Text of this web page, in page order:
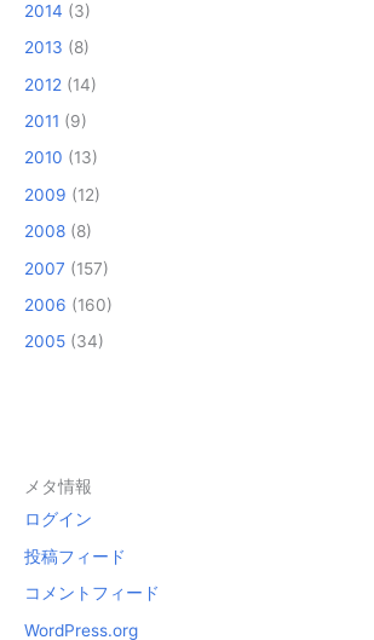
2014 (3)
2013 (8)
2012 (14)
2011 (9)
2010 (13)
2009 (12)
2008 (8)
2007 (157)
2006 (160)
2005 (34)
メタ情報
ログイン
投稿フィード
コメントフィード
WordPress.org